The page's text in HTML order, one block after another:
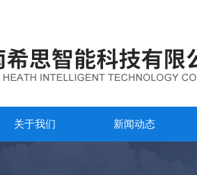
关于我们 新闻动态